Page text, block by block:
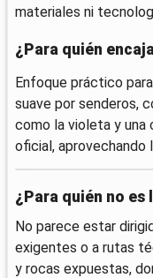
materiales ni
¿Para quién
Enfoque práctico
suave por senderos,
como la violeta y una
oficial, aprovechando
¿Para quién no es
No parece estar
exigentes o a rutas
y rocas expuestas,